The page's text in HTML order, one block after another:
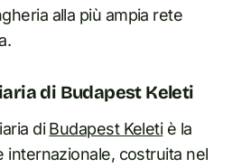
alla più ampia rete
di Budapest Keleti
diBudapest Keletiè la
internazionale, costruita nel